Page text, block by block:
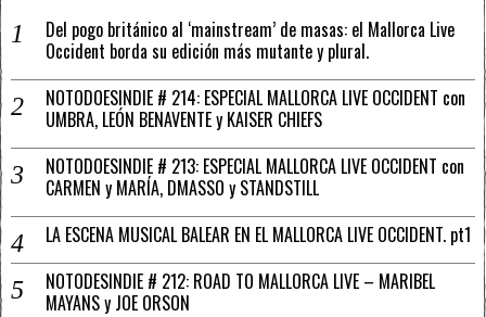
Del pogo británico al ‘mainstream’ de masas: el Mallorca Live
Occident borda su edición más mutante y plural.
NOTODOESINDIE # 214: ESPECIAL MALLORCA LIVE OCCIDENT con
UMBRA, LEÓN BENAVENTE y KAISER CHIEFS
NOTODOESINDIE # 213: ESPECIAL MALLORCA LIVE OCCIDENT con
CARMEN y MARÍA, DMASSO y STANDSTILL
LA ESCENA MUSICAL BALEAR EN EL MALLORCA LIVE OCCIDENT. pt1
NOTODESINDIE # 212: ROAD TO MALLORCA LIVE – MARIBEL
MAYANS y JOE ORSON